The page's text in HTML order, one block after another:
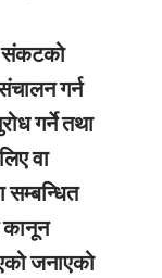
संकटको
गर्न
गर्ने तथा
वा
सम्बन्धित
कानून
जनाएको